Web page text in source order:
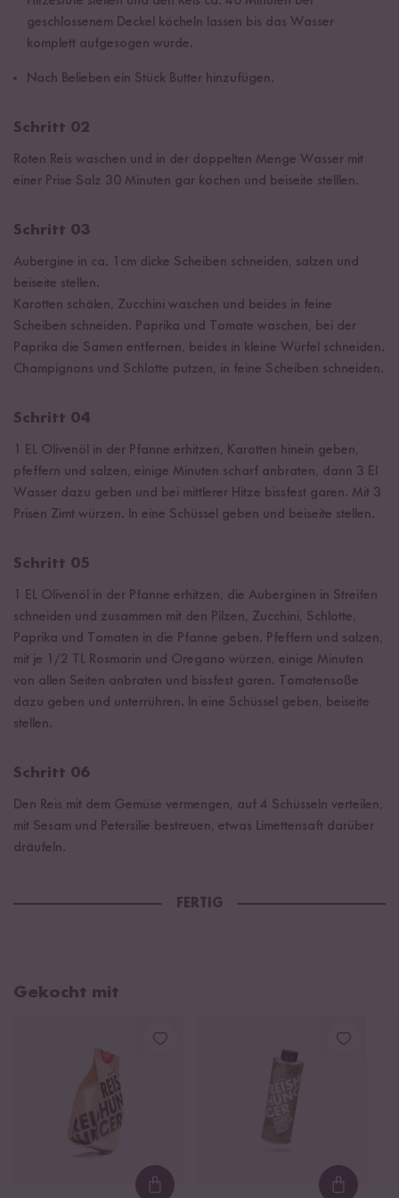
geschlossenem Deckel köcheln lassen bis das Wasser
komplett aufgesogen wurde.
Nach Belieben ein Stück Butter hinzufügen.
Schritt 02
Roten Reis waschen und in der doppelten Menge Wasser mit
einer Prise Salz 30 Minuten gar kochen und beiseite stelllen.
Schritt 03
Aubergine in ca. 1cm dicke Scheiben schneiden, salzen und
beiseite stellen.
Karotten schälen, Zucchini waschen und beides in feine
Scheiben schneiden. Paprika und Tomate waschen, bei der
Paprika die Samen entfernen, beides in kleine Würfel schneiden.
Champignons und Schlotte putzen, in feine Scheiben schneiden.
Schritt 04
1 EL Olivenöl in der Pfanne erhitzen, Karotten hinein geben,
pfeffern und salzen, einige Minuten scharf anbraten, dann 3 El
Wasser dazu geben und bei mittlerer Hitze bissfest garen. Mit 3
Prisen Zimt würzen. In eine Schüssel geben und beiseite stellen.
Schritt 05
1 EL Olivenöl in der Pfanne erhitzen, die Auberginen in Streifen
schneiden und zusammen mit den Pilzen, Zucchini, Schlotte,
Paprika und Tomaten in die Pfanne geben. Pfeffern und salzen,
mit je 1/2 TL Rosmarin und Oregano würzen, einige Minuten
von allen Seiten anbraten und bissfest garen. Tomatensoße
dazu geben und unterrühren. In eine Schüssel geben, beiseite
stellen.
Schritt 06
Den Reis mit dem Gemüse vermengen, auf 4 Schüsseln verteilen,
mit Sesam und Petersilie bestreuen, etwas Limettensaft darüber
dräufeln.
FERTIG
Gekocht mit